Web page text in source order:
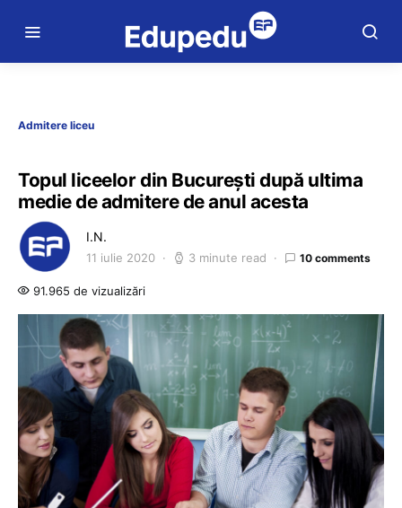
Admitere liceu
Topul liceelor din București după ultima
medie de admitere de anul acesta
I.N.
11 iulie 2020 3 minute read 10 comments
91.965 de vizualizări